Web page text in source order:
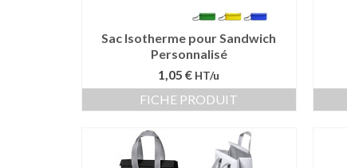
Sac Isotherme pour Sandwich
Personnalisé
1,05 € HT/u
FICHE PRODUIT